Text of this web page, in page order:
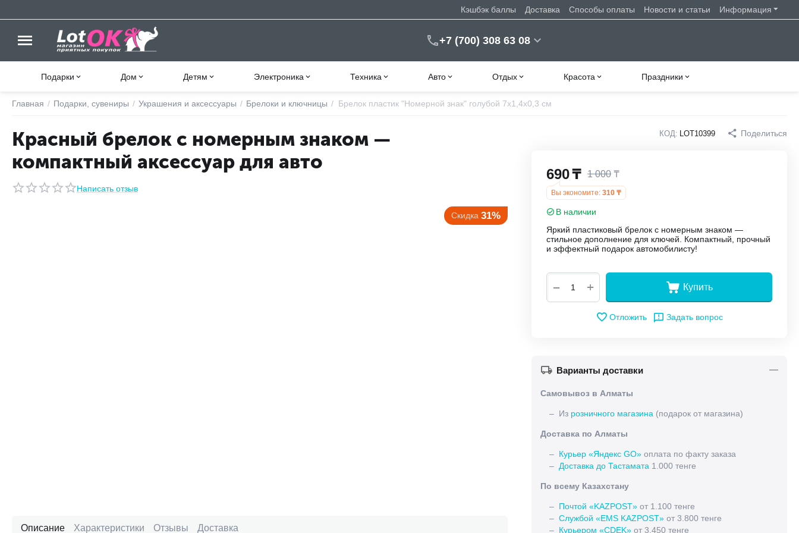
Кэшбэк баллы Доставка Способы оплаты Новости и статьи Информация
+7 (700) 308 63 08
Подарки Дом Детям Электроника Техника Авто Отдых Красота Праздники
Главная / Подарки, сувениры / Украшения и аксессуары / Брелоки и ключницы / Брелок пластик "Номерной знак" голубой 7х1,4х0,3 см
Красный брелок с номерным знаком —
компактный аксессуар для авто
Написать отзыв
КОД: LOT10399 Поделиться
690₸ 1 000 ₸
Вы экономите: 310 ₸
В наличии
Яркий пластиковый брелок с номерным знаком —
стильное дополнение для ключей. Компактный, прочный
и эффектный подарок автомобилисту!
+
− Купить
Отложить Задать вопрос
Варианты доставки
Самовывоз в Алматы
– Из розничного магазина (подарок от магазина)
Доставка по Алматы
– Курьер «Яндекс GO» оплата по факту заказа
– Доставка до Тастамата 1.000 тенге
По всему Казахстану
– Почтой «KAZPOST» от 1.100 тенге
– Службой «EMS KAZPOST» от 3.800 тенге
– Курьером «CDEK» от 3.450 тенге
Описание Характеристики Отзывы Доставка